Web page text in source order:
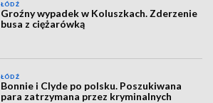
ŁÓDŹ
Groźny wypadek w Koluszkach. Zderzenie
busa z ciężarówką
ŁÓDŹ
Bonnie i Clyde po polsku. Poszukiwana
para zatrzymana przez kryminalnych